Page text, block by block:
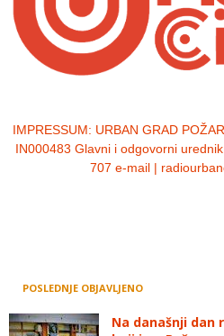
IMPRESSUM: URBAN GRAD
IN000483 Glavni i odgovorni
707 e-mail |
POSLEDNJE OBJAVLJENO
Na današnji dan